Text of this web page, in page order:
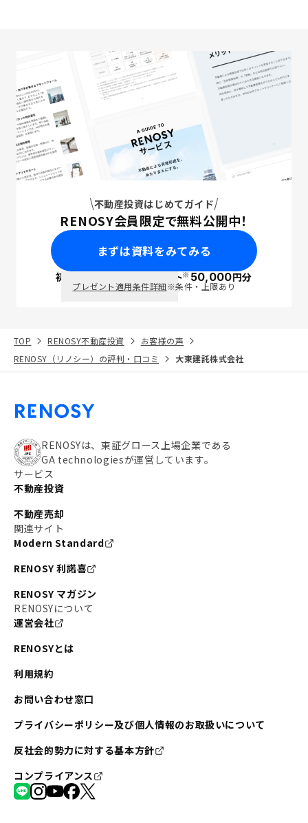
不動産投資はじめてガイド
RENOSY会員限定で無料公開中！
まずは資料をみてみる
初回面談で ポイント※50,000円分
プレゼント適用条件詳細※条件・上限あり
TOP RENOSY不動産投資
お客様の声
RENOSY（リノシー）の評判・口コミ
大東建託株式会社
RENOSYは、東証グロース上場企業である
GA technologiesが運営しています。
サービス
不動産投資
不動産売却
関連サイト
Modern Standard
RENOSY 利諾喜
RENOSY マガジン
RENOSYについて
運営会社
RENOSYとは
利用規約
お問い合わせ窓口
プライバシーポリシー及び個人情報のお取扱いについて
反社会的勢力に対する基本方針
コンプライアンス